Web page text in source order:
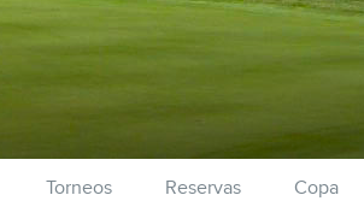
Torneos Reservas Copa